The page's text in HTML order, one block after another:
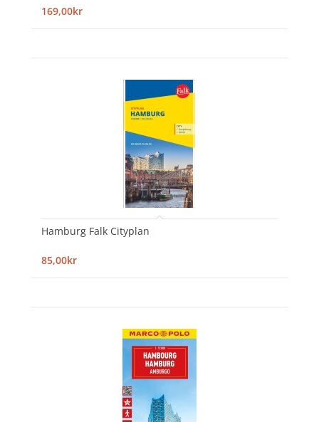
169,00kr
Hamburg Falk Cityplan
85,00kr